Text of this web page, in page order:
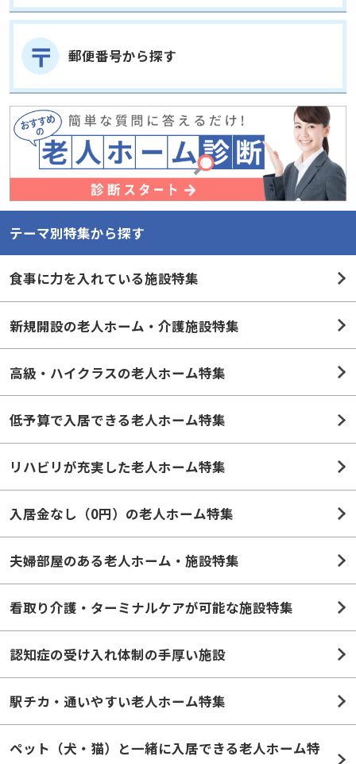
郵便番号から探す
テーマ別特集から探す
食事に力を入れている施設特集
新規開設の老人ホーム・介護施設特集
高級・ハイクラスの老人ホーム特集
低予算で入居できる老人ホーム特集
リハビリが充実した老人ホーム特集
入居金なし（0円）の老人ホーム特集
夫婦部屋のある老人ホーム・施設特集
看取り介護・ターミナルケアが可能な施設特集
認知症の受け入れ体制の手厚い施設
駅チカ・通いやすい老人ホーム特集
ペット（犬・猫）と一緒に入居できる老人ホーム特